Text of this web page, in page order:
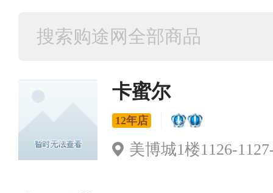
卡蜜尔
12年店
美博城1楼1126-